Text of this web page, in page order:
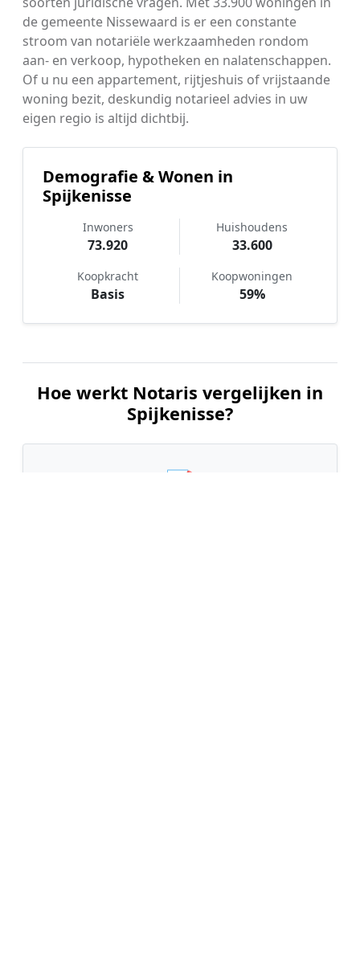
de gemeente Nissewaard is er een constante
stroom van notariële werkzaamheden rondom
aan- en verkoop, hypotheken en nalatenschappen.
Of u nu een appartement, rijtjeshuis of vrijstaande
woning bezit, deskundig notarieel advies in uw
eigen regio is altijd dichtbij.
Demografie & Wonen in
Spijkenisse
Inwoners
73.920
Huishoudens
33.600
Koopkracht
Basis
Koopwoningen
59%
Hoe werkt Notaris vergelijken in
Spijkenisse?
📝